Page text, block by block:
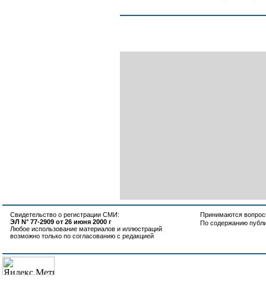
Свидетельство о регистрации СМИ:
ЭЛ N° 77-2909 от 26 июня 2000 г
Любое использование материалов и иллюстраций
возможно только по согласованию с редакцией
Принимаются
По содержанию